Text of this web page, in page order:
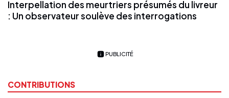
Interpellation des meurtriers présumés du livreur
: Un observateur soulève des interrogations
PUBLICITÉ
CONTRIBUTIONS